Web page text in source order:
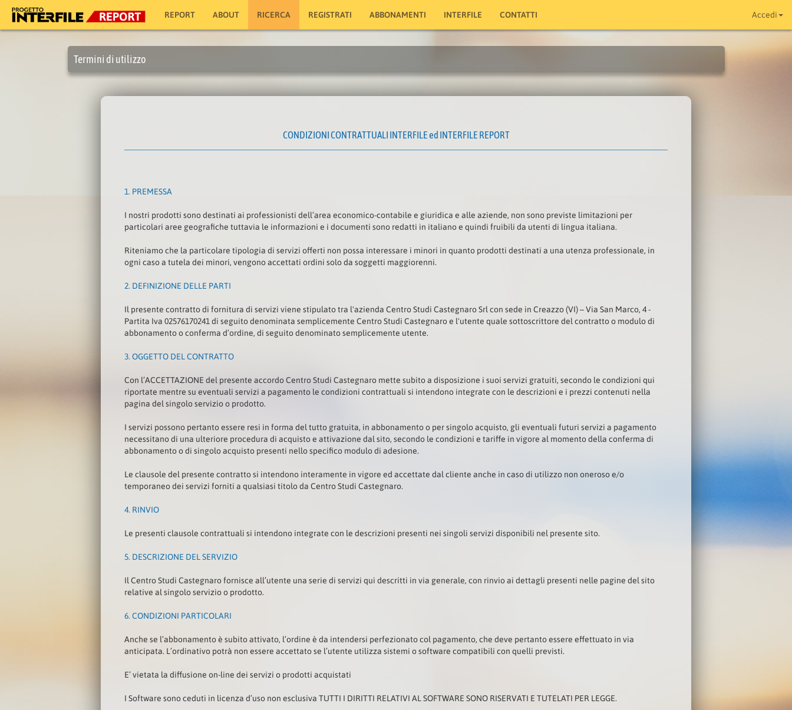
REPORT ABOUT RICERCA REGISTRATI ABBONAMENTI INTERFILE CONTATTI Accedi
Termini di utilizzo
CONDIZIONI CONTRATTUALI INTERFILE ed INTERFILE REPORT
1. PREMESSA
I nostri prodotti sono destinati ai professionisti dell’area economico-contabile e giuridica e alle aziende, non sono previste limitazioni per
particolari aree geografiche tuttavia le informazioni e i documenti sono redatti in italiano e quindi fruibili da utenti di lingua italiana.
Riteniamo che la particolare tipologia di servizi offerti non possa interessare i minori in quanto prodotti destinati a una utenza professionale, in
ogni caso a tutela dei minori, vengono accettati ordini solo da soggetti maggiorenni.
2. DEFINIZIONE DELLE PARTI
Il presente contratto di fornitura di servizi viene stipulato tra l'azienda Centro Studi Castegnaro Srl con sede in Creazzo (VI) – Via San Marco, 4 -
Partita Iva 02576170241 di seguito denominata semplicemente Centro Studi Castegnaro e l'utente quale sottoscrittore del contratto o modulo di
abbonamento o conferma d’ordine, di seguito denominato semplicemente utente.
3. OGGETTO DEL CONTRATTO
Con l’ACCETTAZIONE del presente accordo Centro Studi Castegnaro mette subito a disposizione i suoi servizi gratuiti, secondo le condizioni qui
riportate mentre su eventuali servizi a pagamento le condizioni contrattuali si intendono integrate con le descrizioni e i prezzi contenuti nella
pagina del singolo servizio o prodotto.
I servizi possono pertanto essere resi in forma del tutto gratuita, in abbonamento o per singolo acquisto, gli eventuali futuri servizi a pagamento
necessitano di una ulteriore procedura di acquisto e attivazione dal sito, secondo le condizioni e tariffe in vigore al momento della conferma di
abbonamento o di singolo acquisto presenti nello specifico modulo di adesione.
Le clausole del presente contratto si intendono interamente in vigore ed accettate dal cliente anche in caso di utilizzo non oneroso e/o
temporaneo dei servizi forniti a qualsiasi titolo da Centro Studi Castegnaro.
4. RINVIO
Le presenti clausole contrattuali si intendono integrate con le descrizioni presenti nei singoli servizi disponibili nel presente sito.
5. DESCRIZIONE DEL SERVIZIO
Il Centro Studi Castegnaro fornisce all’utente una serie di servizi qui descritti in via generale, con rinvio ai dettagli presenti nelle pagine del sito
relative al singolo servizio o prodotto.
6. CONDIZIONI PARTICOLARI
Anche se l’abbonamento è subito attivato, l’ordine è da intendersi perfezionato col pagamento, che deve pertanto essere effettuato in via
anticipata. L’ordinativo potrà non essere accettato se l’utente utilizza sistemi o software compatibili con quelli previsti.
E’ vietata la diffusione on-line dei servizi o prodotti acquistati
I Software sono ceduti in licenza d’uso non esclusiva TUTTI I DIRITTI RELATIVI AL SOFTWARE SONO RISERVATI E TUTELATI PER LEGGE.